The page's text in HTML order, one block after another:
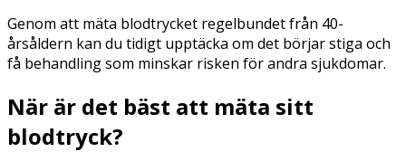
Genom att mäta blodtrycket regelbundet från 40-
årsåldern kan du tidigt upptäcka om det börjar stiga och
få behandling som minskar risken för andra sjukdomar.
När är det bäst att mäta sitt
blodtryck?